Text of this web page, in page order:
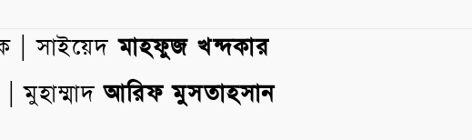
| সাইয়েদমাহফুজ খন্দকার
| মুহাম্মাদআরিফ মুসতাহসান